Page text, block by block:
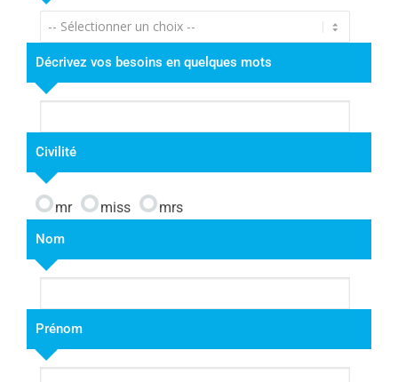
Décrivez vos besoins en quelques mots
Civilité
mr miss mrs
Nom
Prénom